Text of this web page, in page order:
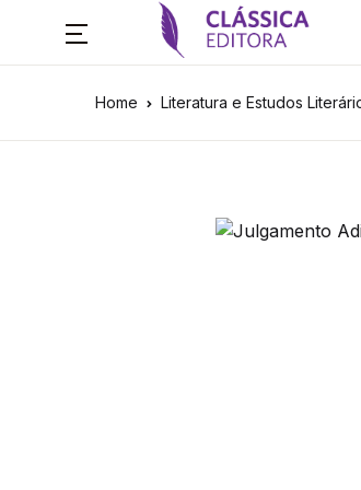
Home Literatura e Estudos